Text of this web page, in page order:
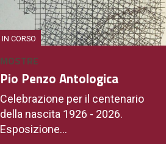
BAR
NaturaSì
Bar -
IN CORSO
MOSTRE
Pio Penzo Antologica
Celebrazione per il centenario
della nascita 1926 - 2026.
Esposizione...